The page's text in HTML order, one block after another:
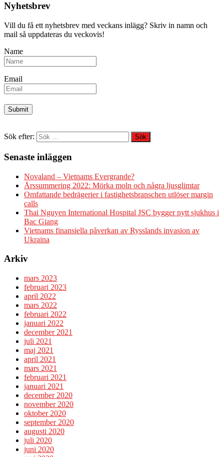
Nyhetsbrev
Vill du få ett nyhetsbrev med veckans inlägg? Skriv in namn och
mail så uppdateras du veckovis!
Name
Email
Sök efter:
Senaste inläggen
Novaland – Vietnams Evergrande?
Årssummering 2022: Mörka moln och några ljusglimtar
Omfattande bedrägerier i fastighetsbranschen utlöser margin
calls
Thai Nguyen International Hospital JSC bygger nytt sjukhus i
Bac Giang
Vietnams finansiella påverkan av Rysslands invasion av
Ukraina
Arkiv
mars 2023
februari 2023
april 2022
mars 2022
februari 2022
januari 2022
december 2021
juli 2021
maj 2021
april 2021
mars 2021
februari 2021
januari 2021
december 2020
november 2020
oktober 2020
september 2020
augusti 2020
juli 2020
juni 2020